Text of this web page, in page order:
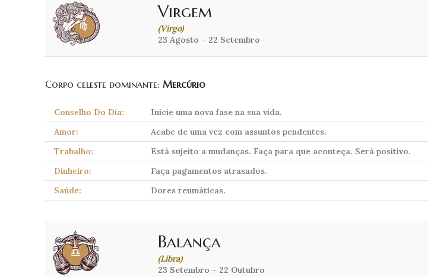
Virgem
(Virgo)
23 Agosto – 22 Setembro
Corpo celeste dominante: Mercúrio
Conselho Do Dia:
Inicie uma nova fase na sua vida.
Amor:
Acabe de uma vez com assuntos pendentes.
Trabalho:
Está sujeito a mudanças. Faça para que aconteça. Será positivo.
Dinheiro:
Faça pagamentos atrasados.
Saúde:
Dores reumáticas.
Balança
(Libra)
23 Setembro – 22 Outubro